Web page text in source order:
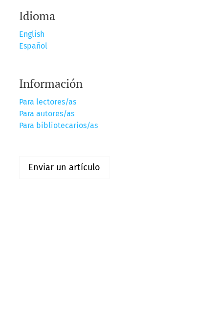
Idioma
English
Español
Información
Para lectores/as
Para autores/as
Para bibliotecarios/as
Enviar un artículo